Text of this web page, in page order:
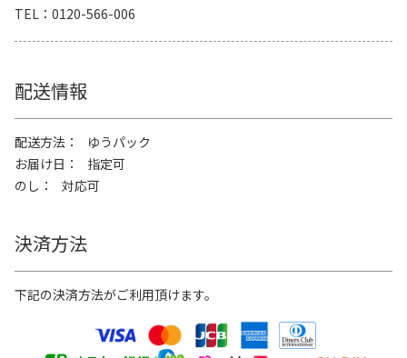
TEL
0120-566-006
配送情報
配送方法
ゆうパック
お届け日
指定可
のし
対応可
決済方法
下記の決済方法がご利用頂けます。